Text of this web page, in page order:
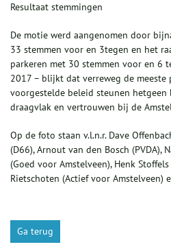
Resultaat stemmingen
De motie werd aangenomen door
33 stemmen voor en 3tegen en het
parkeren met 30 stemmen voor en 6
2017 – blijkt dat verreweg de
voorgestelde beleid steunen
draagvlak en vertrouwen bij de
Op de foto staan v.l.n.r. Dave
(D66), Arnout van den Bosch (PVDA),
(Goed voor Amstelveen), Henk
Rietschoten (Actief voor Amstelveen)
Ga terug